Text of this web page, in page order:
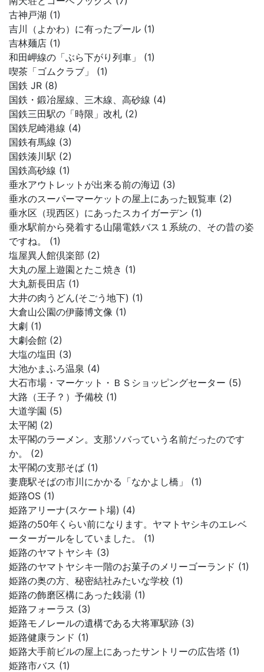
古神戸湖 (1)
吉川（よかわ）に有ったプール (1)
吉林麺店 (1)
和田岬線の「ぶら下がり列車」 (1)
喫茶「ゴムクラブ」 (1)
国鉄 JR (8)
国鉄・鍛冶屋線、三木線、高砂線 (4)
国鉄三田駅の「時限」改札 (2)
国鉄尼崎港線 (4)
国鉄有馬線 (3)
国鉄湊川駅 (2)
国鉄高砂線 (1)
垂水アウトレットが出来る前の海辺 (3)
垂水のスーパーマーケットの屋上にあった観覧車 (2)
垂水区（現西区）にあったスカイガーデン (1)
垂水駅前から発着する山陽電鉄バス１系統の、その昔の姿
ですね。 (1)
塩屋異人館倶楽部 (2)
大丸の屋上遊園とたこ焼き (1)
大丸新長田店 (1)
大井の肉うどん(そごう地下) (1)
大倉山公園の伊藤博文像 (1)
大劇 (1)
大劇会館 (2)
大塩の塩田 (3)
大池かまふろ温泉 (4)
大石市場・マーケット・ＢＳショッピングセーター (5)
大路（王子？）予備校 (1)
大道学園 (5)
太平閣 (2)
太平閣のラーメン。支那ソバっていう名前だったのです
か。 (2)
太平閣の支那そば (1)
妻鹿駅そばの市川にかかる「なかよし橋」 (1)
姫路OS (1)
姫路アリーナ(スケート場) (4)
姫路の50年くらい前になります。ヤマトヤシキのエレベ
ーターガールをしていました。 (1)
姫路のヤマトヤシキ (3)
姫路のヤマトヤシキ一階のお菓子のメリーゴーランド (1)
姫路の奥の方、秘密結社みたいな学校 (1)
姫路の飾磨区構にあった銭湯 (1)
姫路フォーラス (3)
姫路モノレールの遺構である大将軍駅跡 (3)
姫路健康ランド (1)
姫路大手前ビルの屋上にあったサントリーの広告塔 (1)
姫路市バス (1)